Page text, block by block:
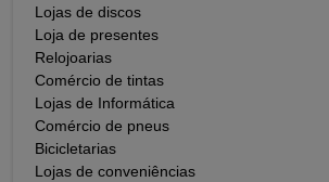
Lojas de discos
Loja de presentes
Relojoarias
Comércio de tintas
Lojas de Informática
Comércio de pneus
Bicicletarias
Lojas de conveniências